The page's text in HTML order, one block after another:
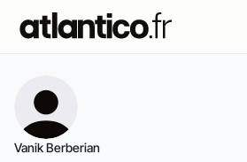
Vanik Berberian